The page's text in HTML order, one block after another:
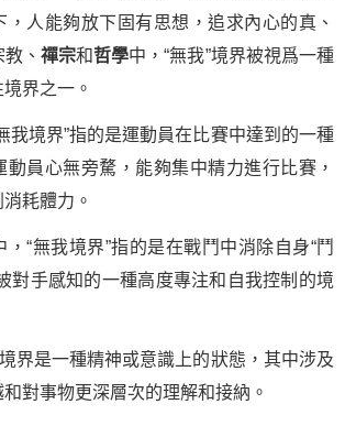
，人能夠放下固有思想，追求內心的真、
、 禪宗和哲學中，“無我”境界被視爲一種
界之一。
我境界”指的是運動員在比賽中達到的一種
動員心無旁騖，能夠集中精力進行比賽，
耗體力。
“無我境界”指的是在戰鬥中消除自身“鬥
對手感知的一種高度專注和自我控制的境
界是一種精神或意識上的狀態，其中涉及
對事物更深層次的理解和接納。